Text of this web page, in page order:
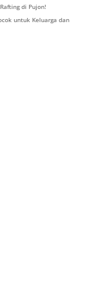
di Pujon!
untuk Keluarga dan